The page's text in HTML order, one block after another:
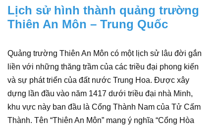
Lịch sử hình thành quảng trường
Thiên An Môn – Trung Quốc
Quảng trường Thiên An Môn có một lịch sử lâu đời gắn
liền với những thăng trầm của các triều đại phong kiến
và sự phát triển của đất nước Trung Hoa. Được xây
dựng lần đầu vào năm 1417 dưới triều đại nhà Minh,
khu vực này ban đầu là Cổng Thành Nam của Tử Cấm
Thành. Tên “Thiên An Môn” mang ý nghĩa “Cổng Hòa